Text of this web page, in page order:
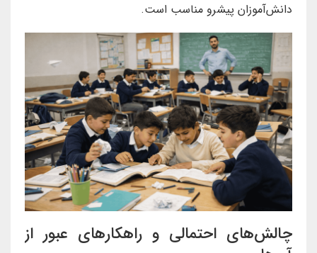
دانش‌آموزان پیشرو مناسب است.
چالش‌های احتمالی و راهکارهای عبور از